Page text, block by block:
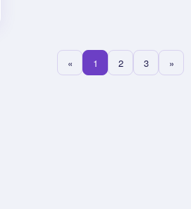
« 1 2 3 »